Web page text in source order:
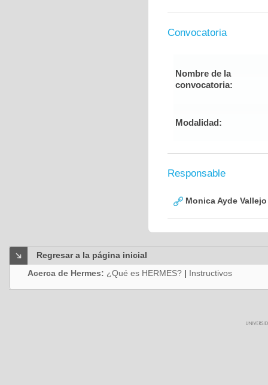
Convocatoria
Nombre de la
convocatoria:
Modalidad:
Responsable
Monica Ayde
Regresar a la página inicial
Acerca de Hermes: ¿Qué es HERMES? | Instructivos